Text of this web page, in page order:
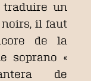
traduire un
il faut
de la
soprano «
de